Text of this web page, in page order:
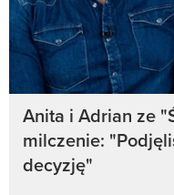
Anita i Adrian ze
milczenie:
decyzję"